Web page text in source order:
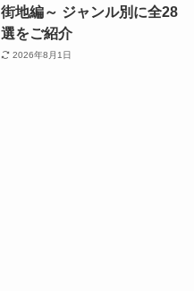
街地編～ ジャンル別に全28
選をご紹介
2026年8月1日